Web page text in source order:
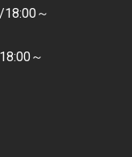
～
～